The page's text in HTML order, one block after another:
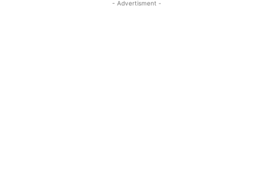
- Advertisment -